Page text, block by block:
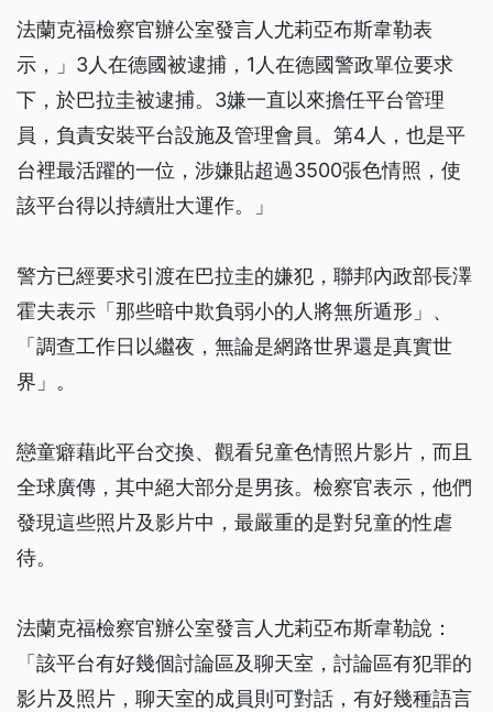
法蘭克福檢察官辦公室發言人尤莉亞布斯韋勒表
示，」3人在德國被逮捕，1人在德國警政單位要求
下，於巴拉圭被逮捕。3嫌一直以來擔任平台管理
員，負責安裝平台設施及管理會員。第4人，也是平
台裡最活躍的一位，涉嫌貼超過3500張色情照，使
該平台得以持續壯大運作。」
警方已經要求引渡在巴拉圭的嫌犯，聯邦內政部長澤
霍夫表示「那些暗中欺負弱小的人將無所遁形」、
「調查工作日以繼夜，無論是網路世界還是真實世
界」。
戀童癖藉此平台交換、觀看兒童色情照片影片，而且
全球廣傳，其中絕大部分是男孩。檢察官表示，他們
發現這些照片及影片中，最嚴重的是對兒童的性虐
待。
法蘭克福檢察官辦公室發言人尤莉亞布斯韋勒說：
「該平台有好幾個討論區及聊天室，討論區有犯罪的
影片及照片，聊天室的成員則可對話，有好幾種語言